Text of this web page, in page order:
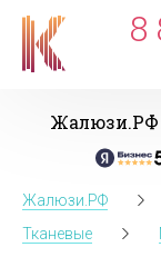
8
Жалюзи.РФ
Жалюзи.РФ
Тканевые